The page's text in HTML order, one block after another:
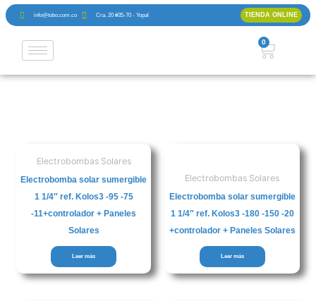
al
contenido
info@tobo.com.co Cra. 20 #35-70 - Yopal TIENDA ONLINE
0
Electrobombas Solares
Electrobomba solar sumergible
1 1/4″ ref. Kolos3 -95 -75
-11+controlador + Paneles
Solares
Leer más
Electrobombas Solares
Electrobomba solar sumergible
1 1/4″ ref. Kolos3 -180 -150 -20
+controlador + Paneles Solares
Leer más